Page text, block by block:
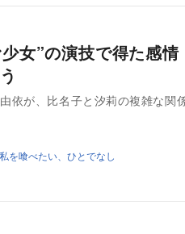
女”の演技で得た感
依が、比名子と汐莉の複雑な関
私を喰べたい、ひとでなし